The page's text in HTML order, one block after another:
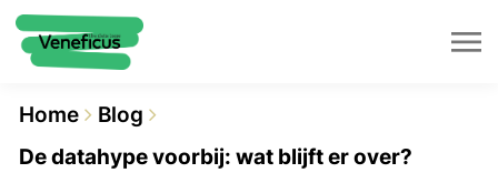
Home
Blog
De datahype voorbij: wat blijft er over?